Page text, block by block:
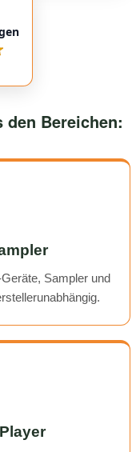
quickly, and the
and reliable.
den Bereichen:
Sampler und